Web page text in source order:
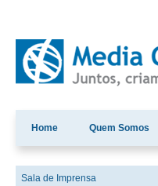
Home Quem Somos
Sala de Imprensa